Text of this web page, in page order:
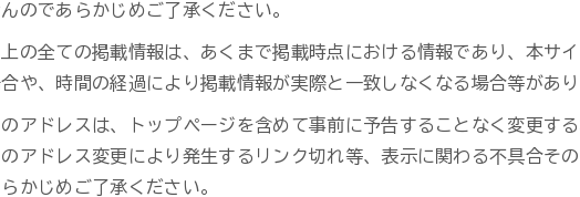
のであらかじめご了承ください。
の全ての掲載情報は、あくまで掲載時点における情報であり、本サ
や、時間の経過により掲載情報が実際と一致しなくなる場合等があり
アドレスは、トップページを含めて事前に予告することなく変更する
アドレス変更により発生するリンク切れ等、表示に関わる不具合そ
かじめご了承ください。